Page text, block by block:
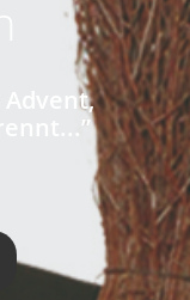
Advent,